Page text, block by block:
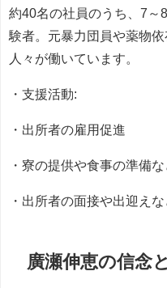
約40名の社員のうち、7～
験者。元暴力団員や薬物
人々が働いています。
・支援活動:
・出所者の雇用促進
・寮の提供や食事の準備
・出所者の面接や出迎え
廣瀬伸恵の信念